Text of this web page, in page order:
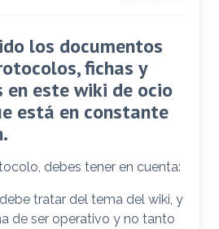
los documentos
fichas y
en este wiki de ocio
está en constante
debes tener en cuenta:
tratar del tema del wiki, y
de ser operativo y no tanto